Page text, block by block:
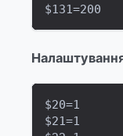
$131=200
$20=1       ;
$21=1       ;